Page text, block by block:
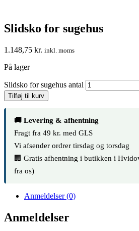
Slidsko for sugehus
1.148,75 kr. inkl. moms
På lager
Slidsko for sugehus antal
Tilføj til kurv
🚚 Levering & afhentning
Fragt fra 49 kr. med GLS
Vi afsender ordrer tirsdag og torsdag
🏢 Gratis afhentning i butikken i
fra os)
Anmeldelser (0)
Anmeldelser